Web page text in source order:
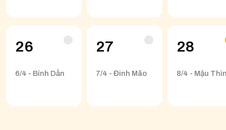
26
6/4 - Bính Dần
27
7/4 - Đinh Mão
28
8/4 - Mậu